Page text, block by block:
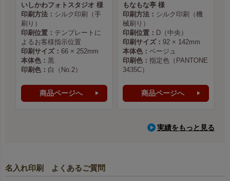
いしかわフォトスタジオ 様
印刷方法： シルク印刷（手
刷り）
印刷位置： テンプレートに
よるお客様指示位置
印刷サイズ： 66 × 252mm
本体色： 黒
印刷色： 白（No.2）
商品ページへ
もなもな亭 様
印刷方法： シルク印刷（機
械刷り）
印刷位置： D（中央）
印刷サイズ： 92 × 142mm
本体色： ベージュ
印刷色： 指定色（PANTONE
3435C）
商品ページへ
実績をもっと見る
名入れ印刷 よくあるご質問